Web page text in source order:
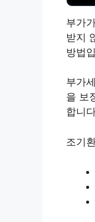
부가
받지
방법
부가
을 보
합니
조기